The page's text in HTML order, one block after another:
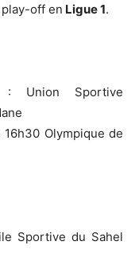
off en Ligue 1.
: Union Sportive
Olympique de
Sportive du Sahel